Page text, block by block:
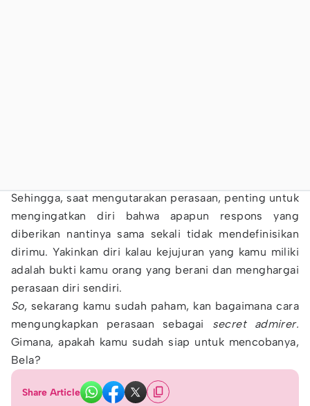
Sehingga, saat mengutarakan perasaan, penting untuk
mengingatkan diri bahwa apapun respons yang
diberikan nantinya sama sekali tidak mendefinisikan
dirimu. Yakinkan diri kalau kejujuran yang kamu miliki
adalah bukti kamu orang yang berani dan menghargai
perasaan diri sendiri.
So, sekarang kamu sudah paham, kan bagaimana cara
mengungkapkan perasaan sebagai secret admirer.
Gimana, apakah kamu sudah siap untuk mencobanya,
Bela?
Share Article